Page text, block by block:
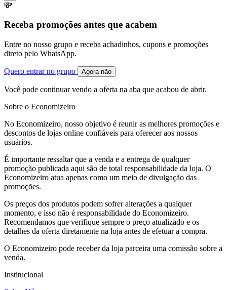
💸
Receba promoções antes que acabem
Entre no nosso grupo e receba achadinhos, cupons e promoções
direto pelo WhatsApp.
Quero entrar no grupo Agora não
Você pode continuar vendo a oferta na aba que acabou de abrir.
Sobre o Economizeiro
No Economizeiro, nosso objetivo é reunir as melhores promoções e
descontos de lojas online confiáveis para oferecer aos nossos
usuários.
É importante ressaltar que a venda e a entrega de qualquer
promoção publicada aqui são de total responsabilidade da loja. O
Economizeiro atua apenas como um meio de divulgação das
promoções.
Os preços dos produtos podem sofrer alterações a qualquer
momento, e isso não é responsabilidade do Economizeiro.
Recomendamos que verifique sempre o preço atualizado e os
detalhes da oferta diretamente na loja antes de efetuar a compra.
O Economizeiro pode receber da loja parceira uma comissão sobre a
venda.
Institucional